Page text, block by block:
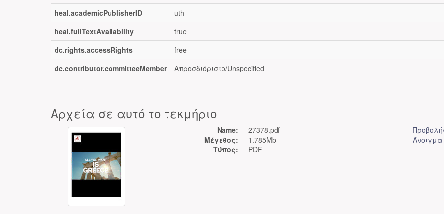
heal.academicPublisherID
uth
heal.fullTextAvailability
true
dc.rights.accessRights
free
dc.contributor.committeeMember
Απροσδιόριστο/Unspecified
Αρχεία σε αυτό το τεκμήριο
Name:
27378.pdf
Μέγεθος:
1.785Mb
Τύπος:
PDF
Άνοιγμα